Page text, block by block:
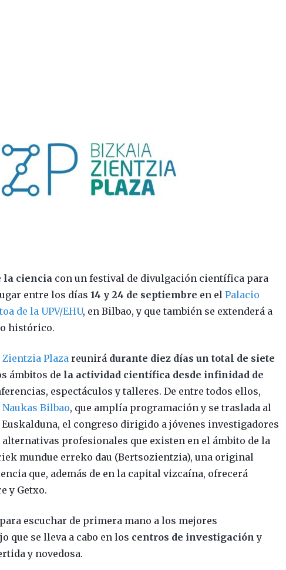
la ciencia con un festival de divulgación científica para
entre los días14 y 24 de septiembre en elPalacio
de la UPV/EHU, en Bilbao, y que también se extenderá a
histórico.
Plaza reunirá durante diez días un total de siete
ámbitos de la actividad científica desde infinidad de
espectáculos y talleres. De entre todos ellos,
Naukas Bilbao, que amplía programación y se traslada al
el congreso dirigido a jóvenes investigadores
alternativas profesionales que existen en el ámbito de la
mundue erreko dau (Bertsozientzia), una original
que, además de en la capital vizcaína, ofrecerá
y Getxo.
escuchar de primera mano a los mejores
que se lleva a cabo en los centros de investigación y
y novedosa.